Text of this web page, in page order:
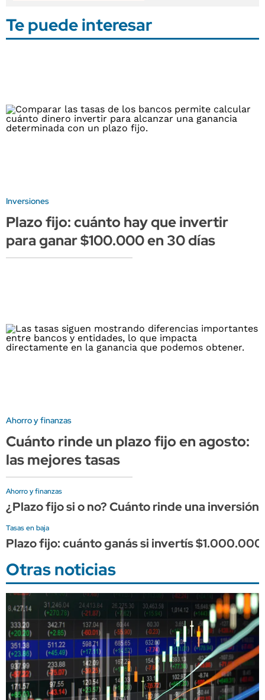
Te puede interesar
Inversiones
Plazo fijo: cuánto hay que invertir
para ganar $100.000 en 30 días
Ahorro y finanzas
Cuánto rinde un plazo fijo en agosto:
las mejores tasas
Ahorro y finanzas
¿Plazo fijo si o no? Cuánto rinde una
Tasas en baja
Plazo fijo: cuánto ganás si invertís
Otras noticias